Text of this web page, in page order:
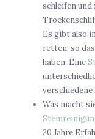
schleifen und
Es gibt also
retten, so
haben. Eine
Was macht
20 Jahre